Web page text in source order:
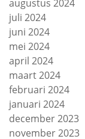
augustus 2024
juli 2024
juni 2024
mei 2024
april 2024
maart 2024
februari 2024
januari 2024
december 2023
november 2023